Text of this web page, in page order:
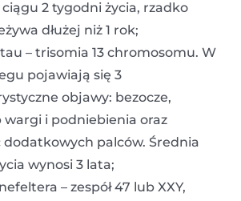
2 tygodni życia, rzadko
dłużej niż 1 rok;
– trisomia 13 chromosomu. W
pojawiają się 3
objawy: bezocze,
wargi i podniebienia oraz
dodatkowych palców. Średnia
wynosi 3 lata;
– zespół 47 lub XXY,